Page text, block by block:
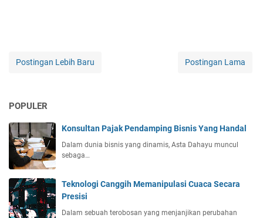
Postingan Lebih Baru Postingan Lama
POPULER
Konsultan Pajak Pendamping Bisnis Yang Handal
Dalam dunia bisnis yang dinamis, Asta Dahayu muncul
sebaga…
Teknologi Canggih Memanipulasi Cuaca Secara
Presisi
Dalam sebuah terobosan yang menjanjikan perubahan